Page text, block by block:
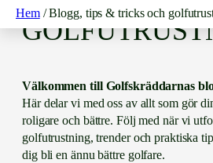
Hem/ Blogg, tips & tricks och
Välkommen till Golfskräddarnas
Här delar vi med oss av allt som gör
roligare och bättre. Följ med när vi
golfutrustning, trender och praktiska
dig bli en ännu bättre golfare.